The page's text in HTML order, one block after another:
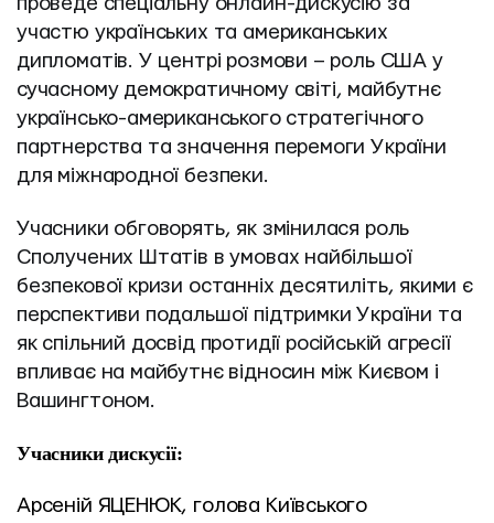
участю українських та американських
дипломатів. У центрі розмови – роль США у
сучасному демократичному світі, майбутнє
українсько-американського стратегічного
партнерства та значення перемоги України
для міжнародної безпеки.
Учасники обговорять, як змінилася роль
Сполучених Штатів в умовах найбільшої
безпекової кризи останніх десятиліть, якими є
перспективи подальшої підтримки України та
як спільний досвід протидії російській агресії
впливає на майбутнє відносин між Києвом і
Вашингтоном.
Учасники дискусії:
Арсеній ЯЦЕНЮК, голова Київського